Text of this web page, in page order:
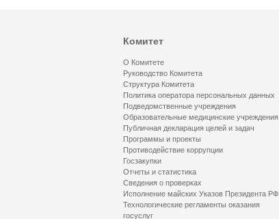
Комитет
О Комитете
Руководство Комитета
Структура Комитета
Политика оператора персональных данных
Подведомственные учреждения
Образовательные медицинские учреждения
Публичная декларация целей и задач
Программы и проекты
Противодействие коррупции
Госзакупки
Отчеты и статистика
Сведения о проверках
Исполнение майских Указов Президента РФ
Технологические регламенты оказания
госуслуг